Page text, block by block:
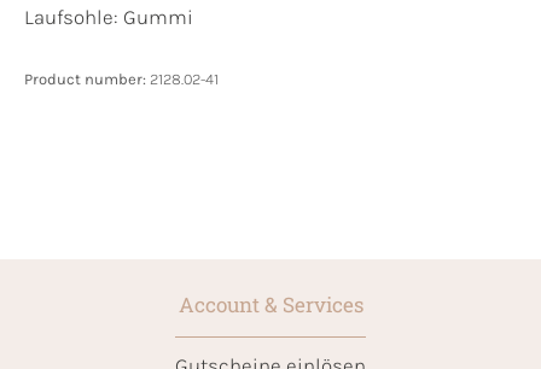
Laufsohle: Gummi
Product number: 2128.02-41
Account & Services